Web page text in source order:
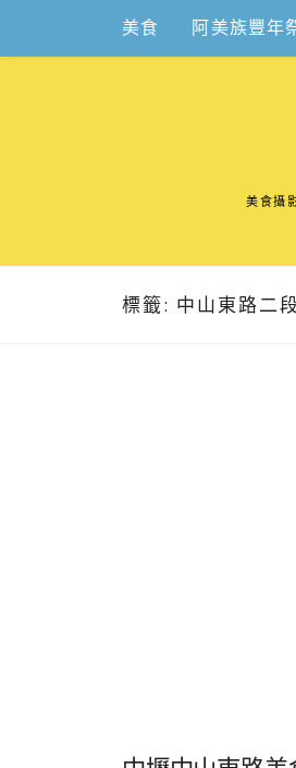
content
美食 阿美族豐年
美食攝
標籤: 中山東路二